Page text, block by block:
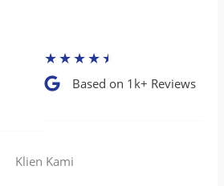
★★★★★
Based on 1k+ Reviews​
Klien Kami